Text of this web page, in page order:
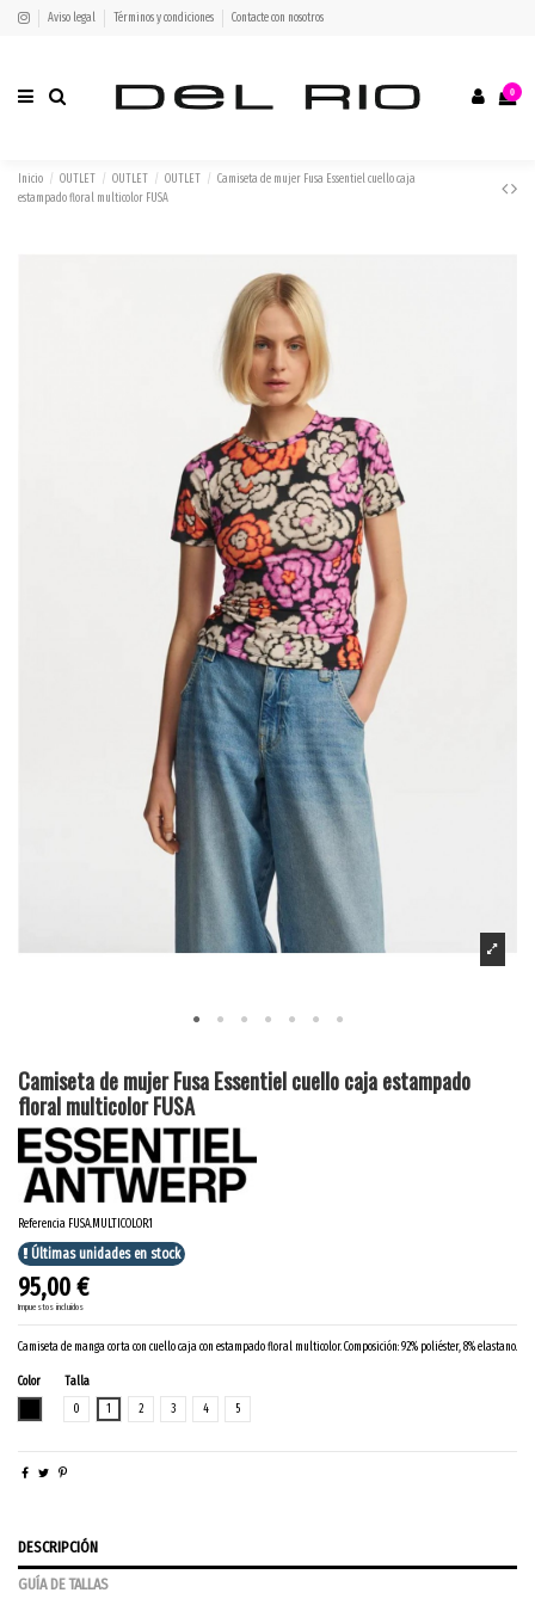
Aviso legal Términos y condiciones Contacte con nosotros
0
Inicio OUTLET OUTLET OUTLET
Camiseta de mujer Fusa Essentiel cuello caja
estampado floral multicolor FUSA
Camiseta de mujer Fusa Essentiel cuello caja estampado
floral multicolor FUSA
Referencia FUSA.MULTICOLOR.1
Últimas unidades en stock
95,00 €
Impuestos incluidos
Camiseta de manga corta con cuello caja con estampado floral multicolor. Composición: 92% poliéster, 8% elastano.
Color
MULTICOLOR
Talla
0
1 2 3 4 5
DESCRIPCIÓN
GUÍA DE TALLAS